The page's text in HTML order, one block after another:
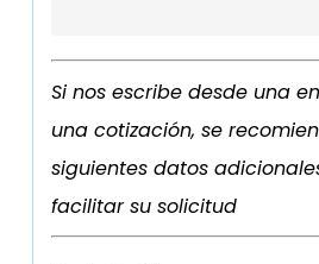
Si nos escribe desde una
una cotización, se
siguientes datos
facilitar su solicitud